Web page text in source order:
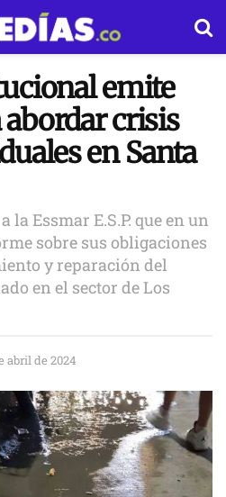
emite
crisis
en Santa
la Essmar E.S.P. que en un
sobre sus obligaciones
y reparación del
en el sector de Los
abril de 2024